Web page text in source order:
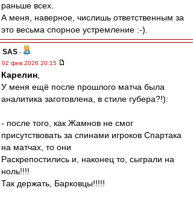
раньше всех.
А меня, наверное, числишь ответственным за
это весьма спорное устремление :-).
SAS -
02 фев 2026 20:15
Карелин
У меня ещё после прошлого матча была
аналитика заготовлена, в стиле губера?!):
- после того, как Жамнов не смог
присутствовать за спинами игроков Спартака
на матчах, то они
Раскрепостились и, наконец то, сыграли на
ноль!!!!
Так держать, Барковцы!!!!!